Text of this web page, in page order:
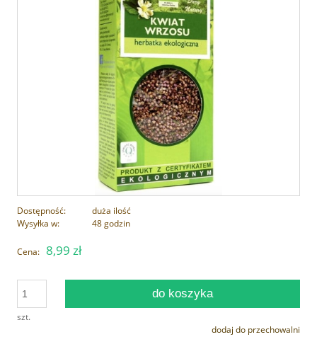
Dostępność:
duża ilość
Wysyłka w:
48 godzin
Cena: 8,99 zł
szt.
do koszyka
dodaj do przechowalni